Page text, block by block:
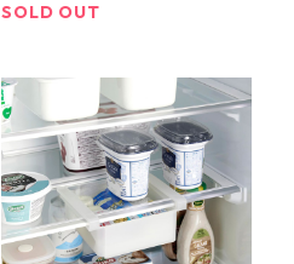
SOLD OUT